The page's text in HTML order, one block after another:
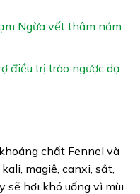
Ngừa vết thâm nám
điều trị trào ngược dạ
chất Fennel và
magiê, canxi, sắt,
sẽ hơi khó uống vì mùi